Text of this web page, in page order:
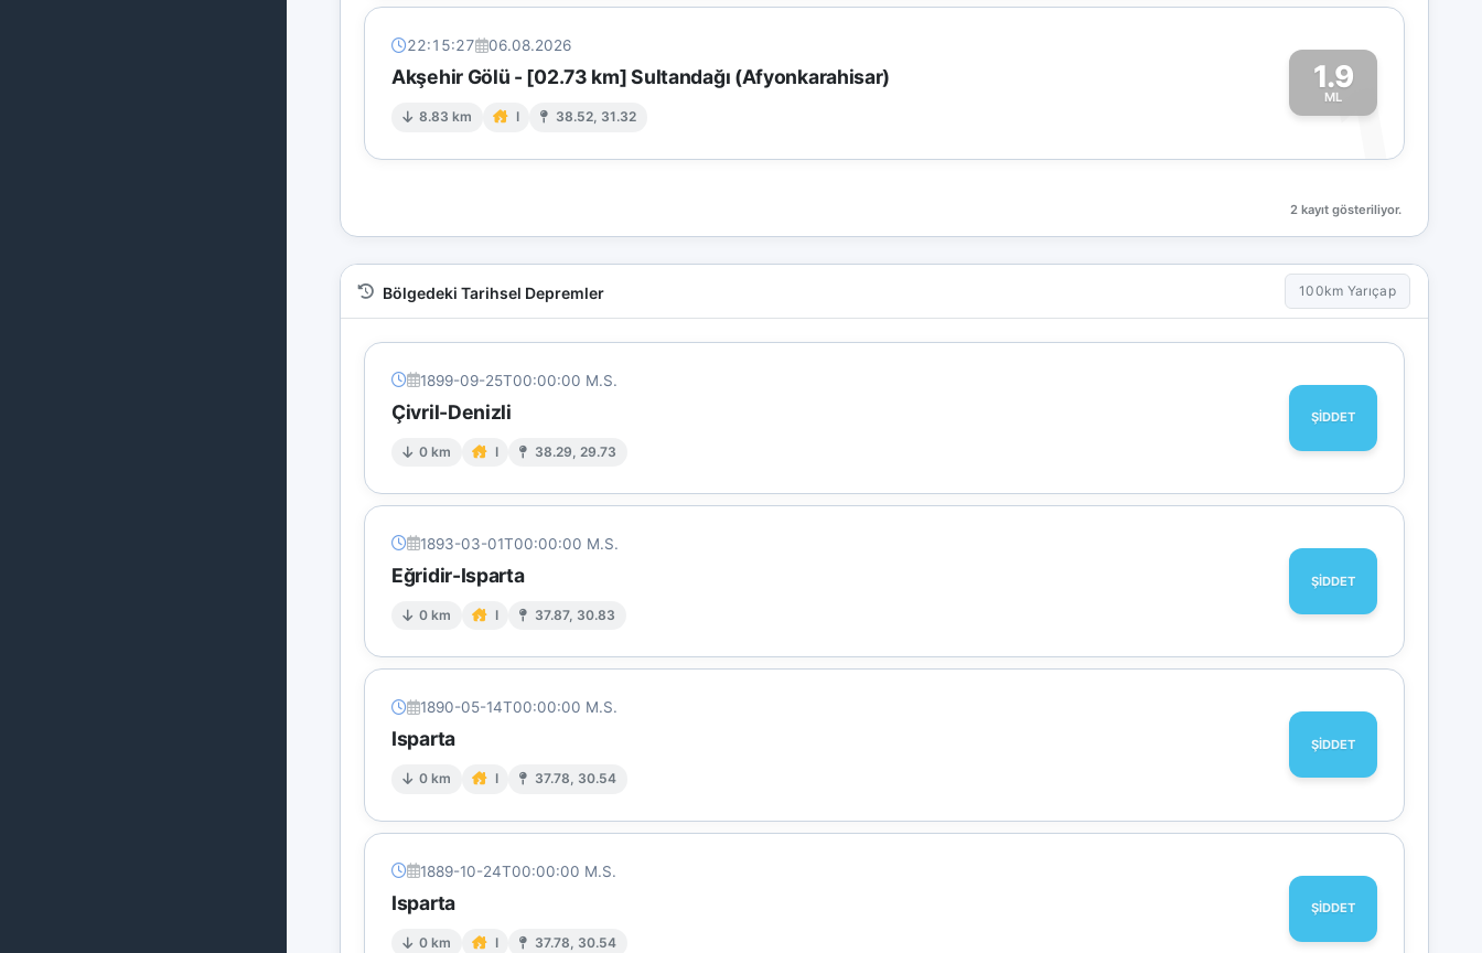
22:15:27 06.08.2026
Akşehir Gölü - [02.73 km] Sultandağı (Afyonkarahisar)
8.83 km I 38.52, 31.32
1.9
ML
1
2 kayıt gösteriliyor.
Bölgedeki Tarihsel Depremler 100km Yarıçap
1899-09-25T00:00:00 M.S.
Çivril-Denizli
0 km I 38.29, 29.73
ŞİDDET
1893-03-01T00:00:00 M.S.
Eğridir-Isparta
0 km I 37.87, 30.83
ŞİDDET
1890-05-14T00:00:00 M.S.
Isparta
0 km I 37.78, 30.54
ŞİDDET
1889-10-24T00:00:00 M.S.
Isparta
0 km I 37.78, 30.54
ŞİDDET